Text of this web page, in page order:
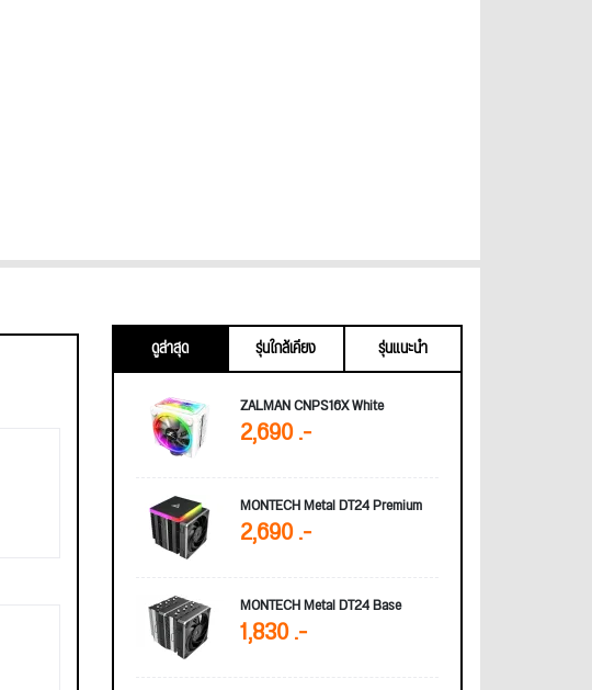
ดูล่าสุด รุ่นใกล้เคียง
รุ่นแนะนำ
ZALMAN CNPS16X White
2,690 .-
MONTECH Metal DT24 Premium
2,690 .-
MONTECH Metal DT24 Base
1,830 .-